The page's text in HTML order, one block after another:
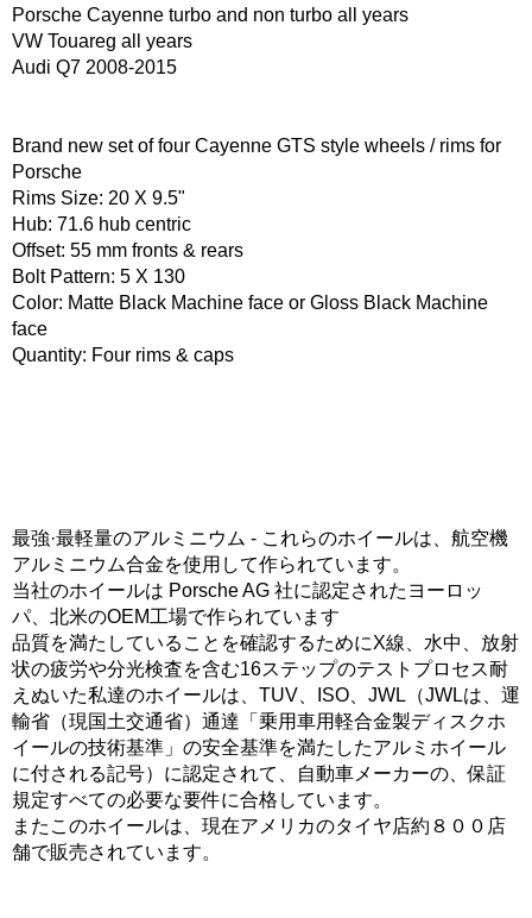
Porsche Cayenne turbo and non turbo all years
VW Touareg all years
Audi Q7 2008-2015
Brand new set of four Cayenne GTS style wheels / rims for
Porsche
Rims Size: 20 X 9.5"
Hub: 71.6 hub centric
Offset: 55 mm fronts & rears
Bolt Pattern: 5 X 130
Color: Matte Black Machine face or Gloss Black Machine
face
Quantity: Four rims & caps
最強·最軽量のアルミニウム - これらのホイールは、航空機
アルミニウム合金を使用して作られています。
当社のホイールは Porsche AG 社に認定されたヨーロッ
パ、北米のOEM工場で作られています
品質を満たしていることを確認するためにX線、水中、放射
状の疲労や分光検査を含む16ステップのテストプロセス耐
えぬいた私達のホイールは、TUV、ISO、JWL（JWLは、運
輸省（現国土交通省）通達「乗用車用軽合金製ディスクホ
イールの技術基準」の安全基準を満たしたアルミホイール
に付される記号）に認定されて、自動車メーカーの、保証
規定すべての必要な要件に合格しています。
またこのホイールは、現在アメリカのタイヤ店約８００店
舗で販売されています。